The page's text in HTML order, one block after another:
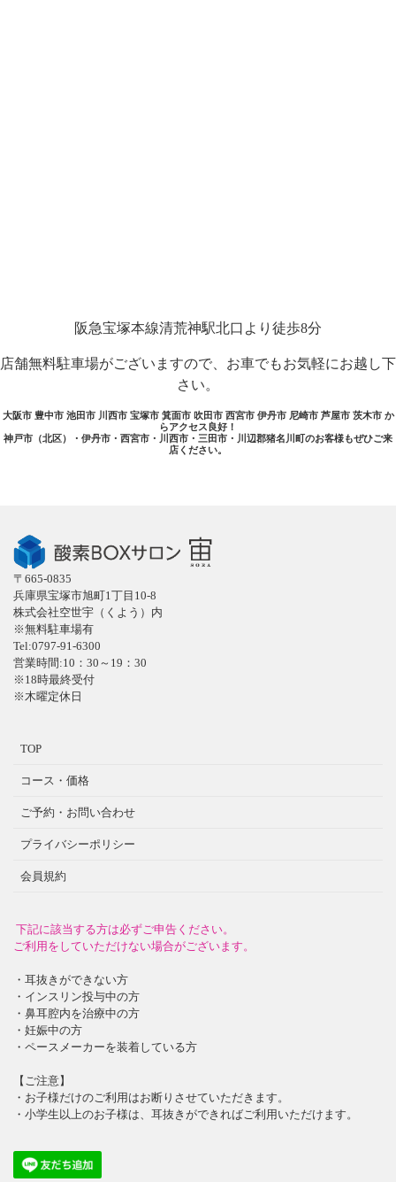
阪急宝塚本線清荒神駅北口より徒歩8分
店舗無料駐車場がございますので、お車でもお気軽にお越し下
さい。
大阪市 豊中市 池田市 川西市 宝塚市 箕面市 吹田市 西宮市 伊丹市 尼崎市 芦屋市 茨木市 か
らアクセス良好！
神戸市（北区）・伊丹市・西宮市・川西市・三田市・川辺郡猪名川町のお客様もぜひご来
店ください。
〒665-0835
兵庫県宝塚市旭町1丁目10-8
株式会社空世宇（くよう）内
※無料駐車場有
Tel:0797-91-6300
営業時間:10：30～19：30
※18時最終受付
※木曜定休日
TOP
コース・価格
ご予約・お問い合わせ
プライバシーポリシー
会員規約
下記に該当する方は必ずご申告ください。
ご利用をしていただけない場合がございます。
・耳抜きができない方
・インスリン投与中の方
・鼻耳腔内を治療中の方
・妊娠中の方
・ペースメーカーを装着している方
【ご注意】
・お子様だけのご利用はお断りさせていただきます。
・小学生以上のお子様は、耳抜きができればご利用いただけます。